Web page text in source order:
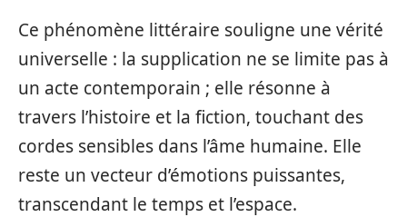
Ce phénomène littéraire souligne une vérité
universelle : la supplication ne se limite pas à
un acte contemporain ; elle résonne à
travers l’histoire et la fiction, touchant des
cordes sensibles dans l’âme humaine. Elle
reste un vecteur d’émotions puissantes,
transcendant le temps et l’espace.